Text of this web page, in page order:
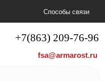
+7(863) 209-76-96
fsa@armarost.ru
Способы связи